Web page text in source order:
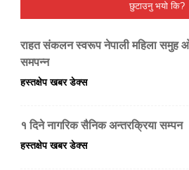
छुटाउनु भयो कि?
राहत संकलन स्वरूप नेपाली महिला समुह
समपन्न
हस्तक्षेप खबर डेक्स
१ दिने नागरिक सैनिक अन्तरक्रिया सम्पन
हस्तक्षेप खबर डेक्स